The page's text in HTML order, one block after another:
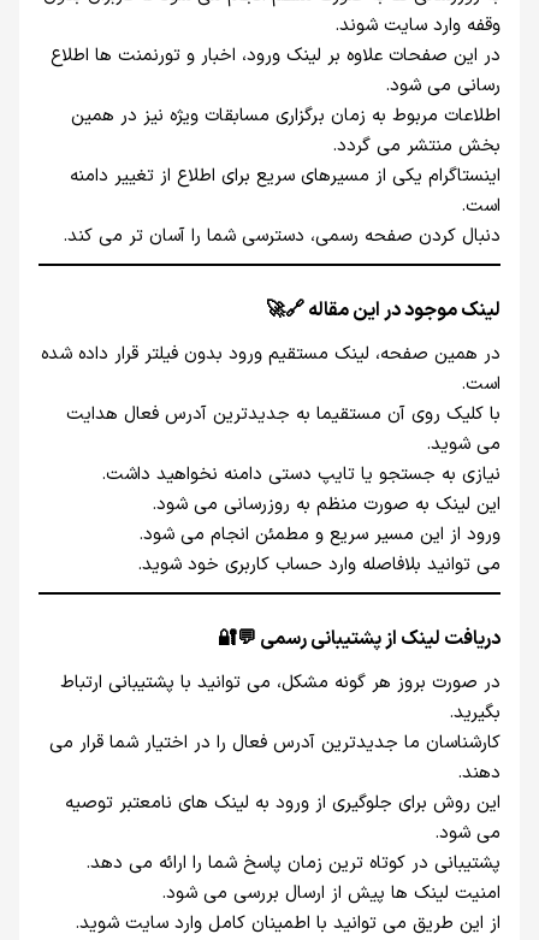
وقفه وارد سایت شوند.
در این صفحات علاوه بر لینک ورود، اخبار و تورنمنت‌ ها اطلاع‌
رسانی می‌ شود.
اطلاعات مربوط به زمان برگزاری مسابقات ویژه نیز در همین
بخش منتشر می‌ گردد.
اینستاگرام یکی از مسیرهای سریع برای اطلاع از تغییر دامنه
است.
دنبال کردن صفحه رسمی، دسترسی شما را آسان‌ تر می‌ کند.
لینک موجود در این مقاله 🔗🚀
در همین صفحه، لینک مستقیم ورود بدون فیلتر قرار داده شده
است.
با کلیک روی آن مستقیما به جدیدترین آدرس فعال هدایت
می‌ شوید.
نیازی به جستجو یا تایپ دستی دامنه نخواهید داشت.
این لینک به‌ صورت منظم به‌ روزرسانی می‌ شود.
ورود از این مسیر سریع و مطمئن انجام می‌ شود.
می‌ توانید بلافاصله وارد حساب کاربری خود شوید.
دریافت لینک از پشتیبانی رسمی 💬🔐
در صورت بروز هر گونه مشکل، می‌ توانید با پشتیبانی ارتباط
بگیرید.
کارشناسان ما جدیدترین آدرس فعال را در اختیار شما قرار می‌
دهند.
این روش برای جلوگیری از ورود به لینک‌ های نامعتبر توصیه
می‌ شود.
پشتیبانی در کوتاه‌ ترین زمان پاسخ شما را ارائه می‌ دهد.
امنیت لینک‌ ها پیش از ارسال بررسی می‌ شود.
از این طریق می‌ توانید با اطمینان کامل وارد سایت شوید.